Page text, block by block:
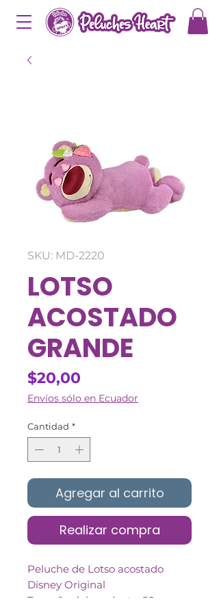
SKU: MD-2220
LOTSO
ACOSTADO
GRANDE
$20,00
Envíos sólo en Ecuador
Cantidad *
Agregar al carrito
Realizar compra
Peluche de Lotso acostado
Disney Original
Tamaño del producto: 50cm